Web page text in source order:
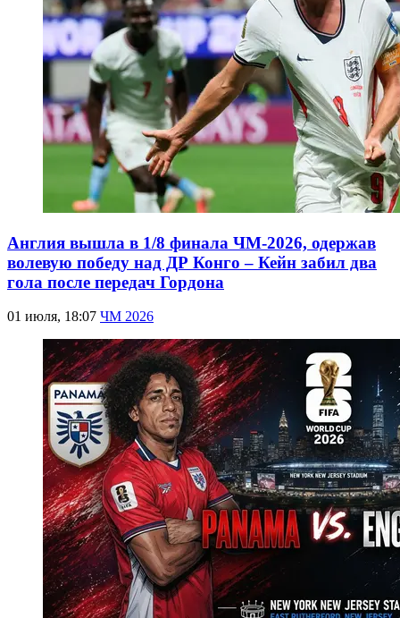
Англия вышла в 1/8 финала ЧМ-2026, одержав
волевую победу над ДР Конго – Кейн забил два
гола после передач Гордона
01 июля, 18:07 ЧМ 2026